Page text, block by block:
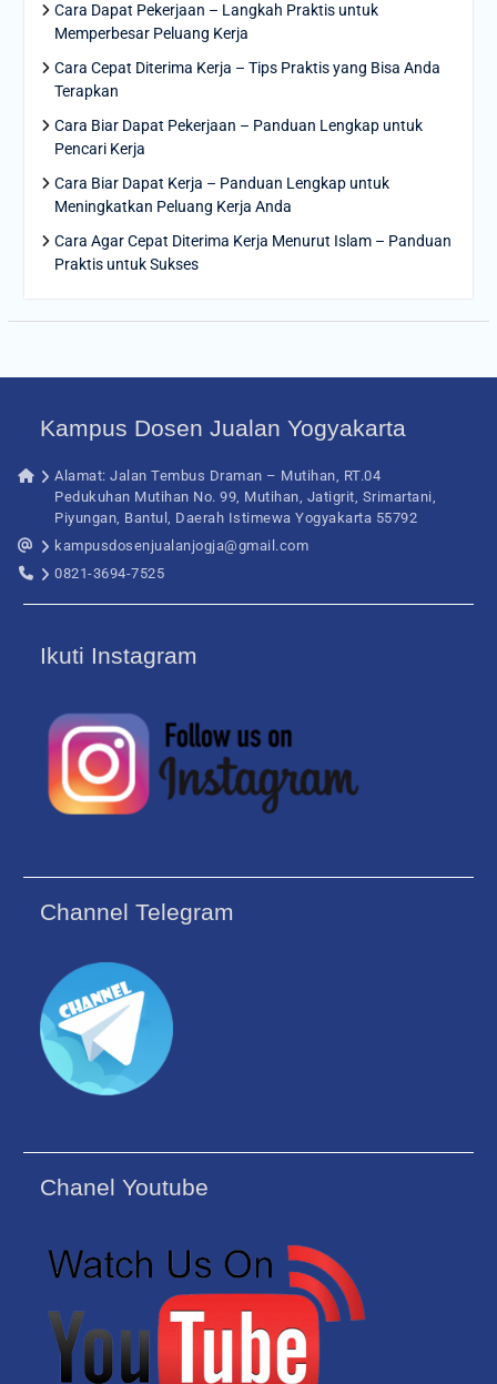
Cara Dapat Pekerjaan – Langkah Praktis untuk
Memperbesar Peluang Kerja
Cara Cepat Diterima Kerja – Tips Praktis yang Bisa Anda
Terapkan
Cara Biar Dapat Pekerjaan – Panduan Lengkap untuk
Pencari Kerja
Cara Biar Dapat Kerja – Panduan Lengkap untuk
Meningkatkan Peluang Kerja Anda
Cara Agar Cepat Diterima Kerja Menurut Islam – Panduan
Praktis untuk Sukses
Kampus Dosen Jualan Yogyakarta
Alamat: Jalan Tembus Draman – Mutihan, RT.04
Pedukuhan Mutihan No. 99, Mutihan, Jatigrit, Srimartani,
Piyungan, Bantul, Daerah Istimewa Yogyakarta 55792
kampusdosenjualanjogja@gmail.com
0821-3694-7525
Ikuti Instagram
Channel Telegram
Chanel Youtube